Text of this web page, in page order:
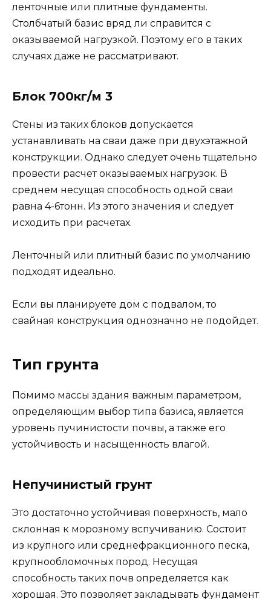
ленточные или плитные фундаменты.
Столбчатый базис вряд ли справится с
оказываемой нагрузкой. Поэтому его в таких
случаях даже не рассматривают.
Блок 700кг/м 3
Стены из таких блоков допускается
устанавливать на сваи даже при двухэтажной
конструкции. Однако следует очень тщательно
провести расчет оказываемых нагрузок. В
среднем несущая способность одной сваи
равна 4-6тонн. Из этого значения и следует
исходить при расчетах.
Ленточный или плитный базис по умолчанию
подходят идеально.
Если вы планируете дом с подвалом, то
свайная конструкция однозначно не подойдет.
Тип грунта
Помимо массы здания важным параметром,
определяющим выбор типа базиса, является
уровень пучинистости почвы, а также его
устойчивость и насыщенность влагой.
Непучинистый грунт
Это достаточно устойчивая поверхность, мало
склонная к морозному вспучиванию. Состоит
из крупного или среднефракционного песка,
крупнообломочных пород. Несущая
способность таких почв определяется как
хорошая. Это позволяет закладывать фундамент